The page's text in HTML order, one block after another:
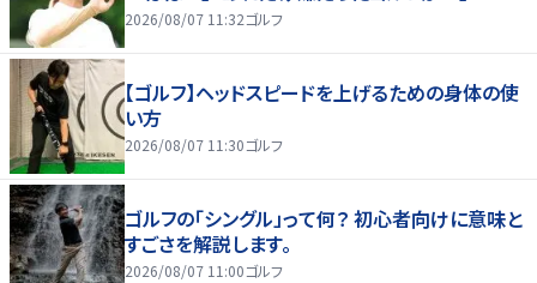
2026/08/07 11:32ゴルフ
【ゴルフ】ヘッドスピードを上げるための身体の使
い方
2026/08/07 11:30ゴルフ
ゴルフの「シングル」って何？ 初心者向けに意味と
すごさを解説します。
2026/08/07 11:00ゴルフ